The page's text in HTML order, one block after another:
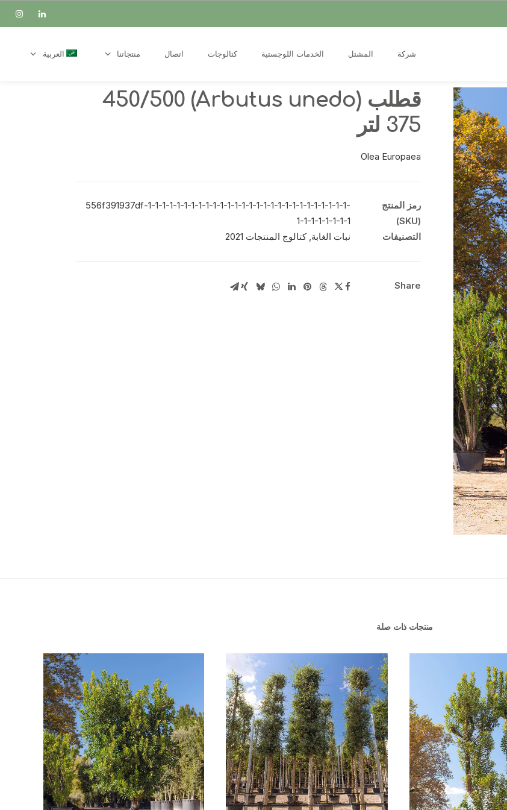
شركة المشتل الخدمات اللوجستية كتالوجات اتصال منتجاتنا العربية
قطلب (Arbutus unedo) 450/500
375 لتر
Olea Europaea
رمز المنتج
(SKU)
556f391937df-1-1-1-1-1-1-1-1-1-1-1-1-1-1-1-1-1-1-1-1-1-1-1-1-1-1-1-1-
1-1-1-1-1-1-1-1
التصنيفات
نبات الغابة,كتالوج المنتجات 2021
Share
منتجات ذات صلة